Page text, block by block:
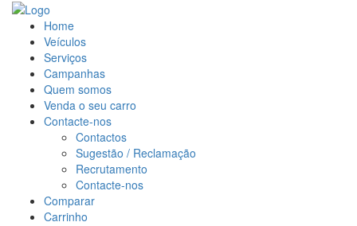
Home
Veículos
Serviços
Campanhas
Quem somos
Venda o seu carro
Contacte-nos
Contactos
Sugestão / Reclamação
Recrutamento
Contacte-nos
Comparar
Carrinho